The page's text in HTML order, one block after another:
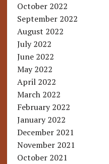
October 2022
September 2022
August 2022
July 2022
June 2022
May 2022
April 2022
March 2022
February 2022
January 2022
December 2021
November 2021
October 2021